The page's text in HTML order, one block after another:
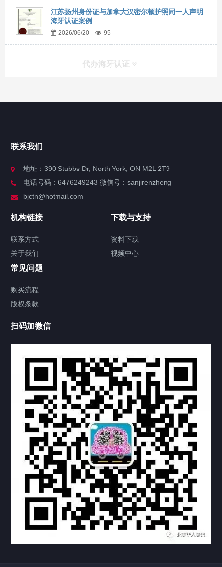
江苏扬州身份证与加拿大汉密尔顿护照同一人声明
海牙认证案例
2026/06/20 95
代办海牙认证
服务分类
签署类文件海牙认证程序费用
视频中心
热门标签 TAG
机构链接
联系方式 关于我们
下载与支持
资料下载 视频中心
常见问题
购买流程 版权条款
联系我们
地址：390 Stubbs Dr, North York, ON M2L 2T9
电话号码：6476249243 微信号：sanjirenzheng
bjctn@hotmail.com
机构链接
联系方式
关于我们
下载与支持
资料下载
视频中心
常见问题
购买流程
版权条款
扫码加微信